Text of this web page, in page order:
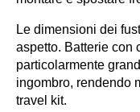
Le dimensioni dei
aspetto. Batterie con
particolarmente
ingombro, rendendo
travel kit.